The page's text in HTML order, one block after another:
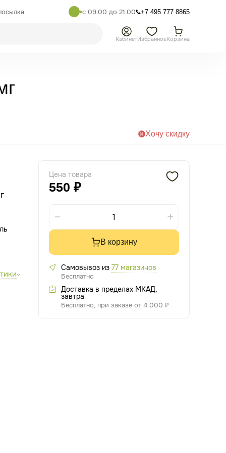
с 09.00 до 21.00 +7 495 777 8865
КабинетИзбранноеКорзина
Хочу скидку
Цена товара
550 ₽
В корзину
Самовывоз из 77 магазинов
Бесплатно
Доставка в пределах МКАД,
завтра
Бесплатно, при заказе от 4 000 ₽